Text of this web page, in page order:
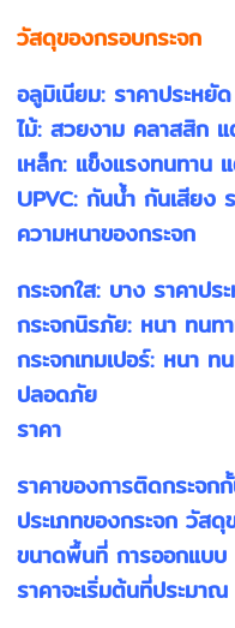
วัสดุของกรอบกระจก
อลูมิเนียม: ราคาประหยั
ไม้: สวยงาม คลาสสิก
เหล็ก: แข็งแรงทนทาน
UPVC: กันน้ำ กันเสียง
ความหนาของกระจก
กระจกใส: บาง ราคาป
กระจกนิรภัย: หนา ทนท
กระจกเทมเปอร์: หนา
ปลอดภัย
ราคา
ราคาของการติดกระจ
ประเภทของกระจก วัส
ขนาดพื้นที่ การออกแบบ
ราคาจะเริ่มต้นที่ประม